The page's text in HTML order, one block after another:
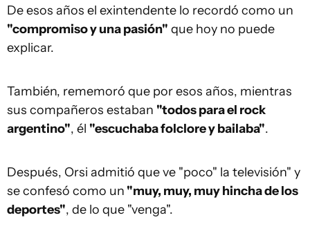
De esos años el exintendente lo recordó como un
"compromiso y una pasión" que hoy no puede
explicar.
También, rememoró que por esos años, mientras
sus compañeros estaban "todos para el rock
argentino", él "escuchaba folclore y bailaba".
Después, Orsi admitió que ve "poco" la televisión" y
se confesó como un "muy, muy, muy hincha de los
deportes", de lo que "venga".